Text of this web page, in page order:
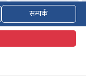
सम्पर्क